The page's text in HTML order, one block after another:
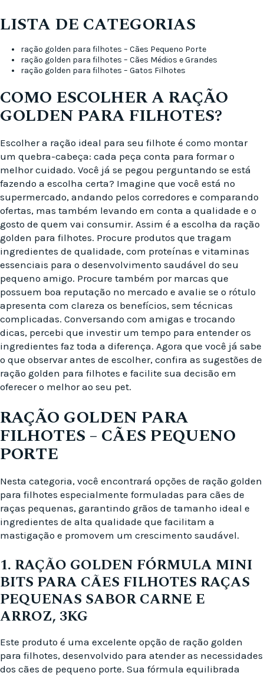
LISTA DE CATEGORIAS
ração golden para filhotes – Cães Pequeno Porte
ração golden para filhotes – Cães Médios e Grandes
ração golden para filhotes – Gatos Filhotes
COMO ESCOLHER A RAÇÃO
GOLDEN PARA FILHOTES?
Escolher a ração ideal para seu filhote é como montar
um quebra-cabeça: cada peça conta para formar o
melhor cuidado. Você já se pegou perguntando se está
fazendo a escolha certa? Imagine que você está no
supermercado, andando pelos corredores e comparando
ofertas, mas também levando em conta a qualidade e o
gosto de quem vai consumir. Assim é a escolha da ração
golden para filhotes. Procure produtos que tragam
ingredientes de qualidade, com proteínas e vitaminas
essenciais para o desenvolvimento saudável do seu
pequeno amigo. Procure também por marcas que
possuem boa reputação no mercado e avalie se o rótulo
apresenta com clareza os benefícios, sem técnicas
complicadas. Conversando com amigas e trocando
dicas, percebi que investir um tempo para entender os
ingredientes faz toda a diferença. Agora que você já sabe
o que observar antes de escolher, confira as sugestões de
ração golden para filhotes e facilite sua decisão em
oferecer o melhor ao seu pet.
RAÇÃO GOLDEN PARA
FILHOTES – CÃES PEQUENO
PORTE
Nesta categoria, você encontrará opções de ração golden
para filhotes especialmente formuladas para cães de
raças pequenas, garantindo grãos de tamanho ideal e
ingredientes de alta qualidade que facilitam a
mastigação e promovem um crescimento saudável.
1. RAÇÃO GOLDEN FÓRMULA MINI
BITS PARA CÃES FILHOTES RAÇAS
PEQUENAS SABOR CARNE E
ARROZ, 3KG
Este produto é uma excelente opção de ração golden
para filhotes, desenvolvido para atender as necessidades
dos cães de pequeno porte. Sua fórmula equilibrada